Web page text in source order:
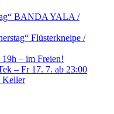
BANDA YALA /
Flüsterkneipe /
– im Freien!
– Fr 17. 7. ab 23:00
Keller